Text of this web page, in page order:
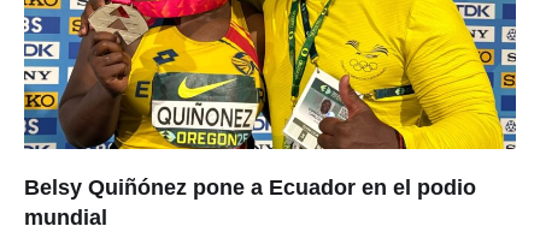
Belsy Quiñónez pone a Ecuador en el podio
mundial